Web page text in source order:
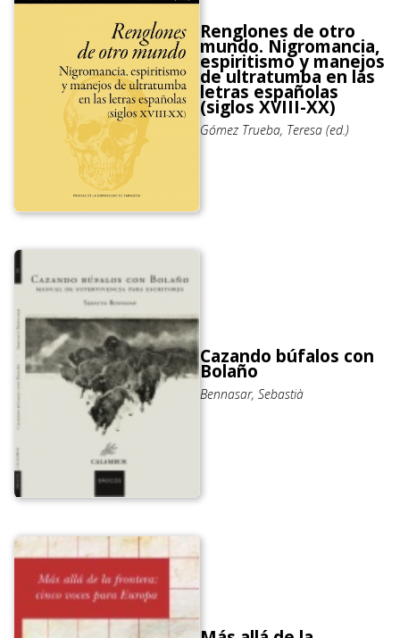
Renglones de otro
mundo. Nigromancia,
espiritismo y manejos
de ultratumba en las
letras españolas
(siglos XVIII-XX)
Gómez Trueba, Teresa (ed.)
Cazando búfalos con
Bolaño
Bennasar, Sebastià